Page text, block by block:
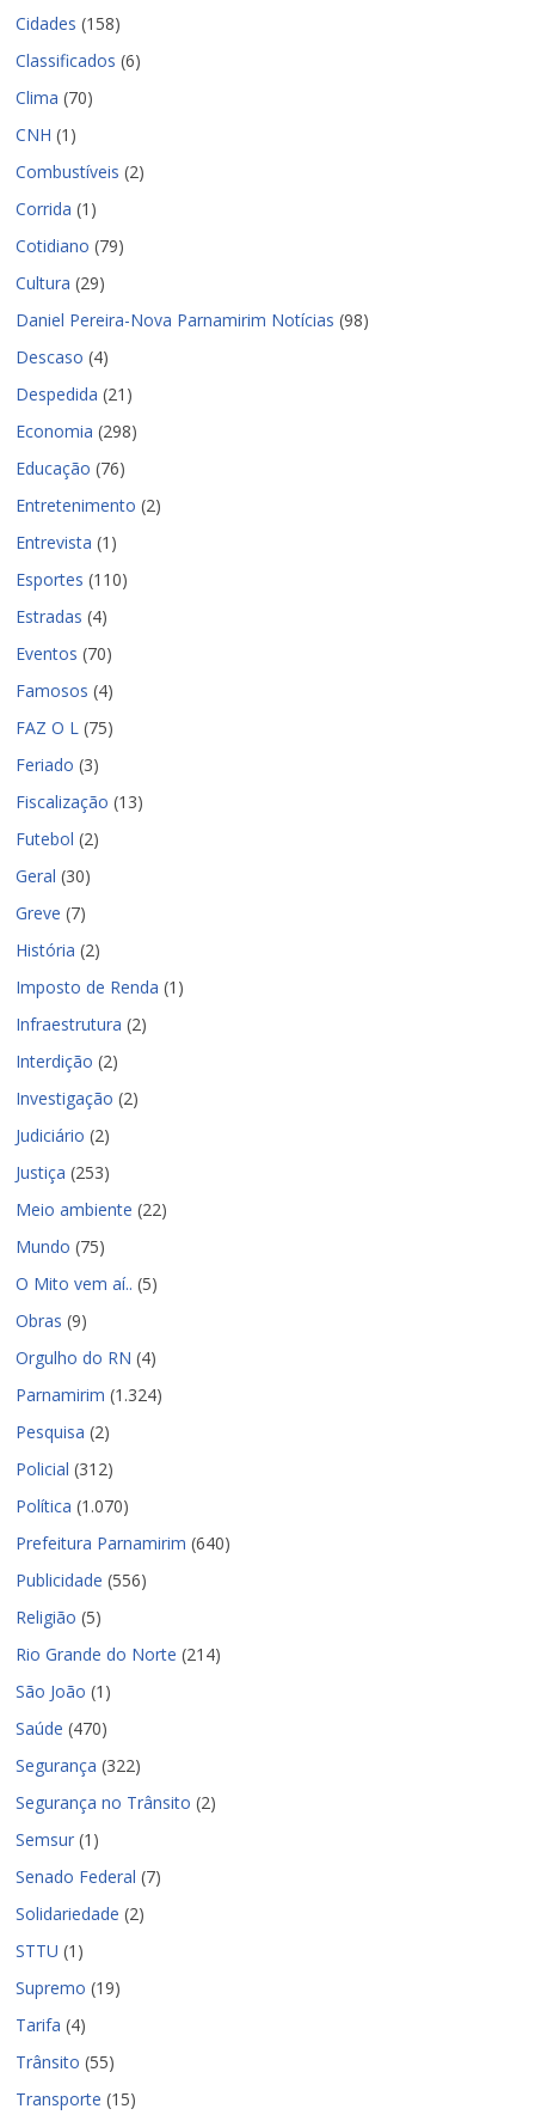
Cidades (158)
Classificados (6)
Clima (70)
CNH (1)
Combustíveis (2)
Corrida (1)
Cotidiano (79)
Cultura (29)
Daniel Pereira-Nova Parnamirim Notícias (98)
Descaso (4)
Despedida (21)
Economia (298)
Educação (76)
Entretenimento (2)
Entrevista (1)
Esportes (110)
Estradas (4)
Eventos (70)
Famosos (4)
FAZ O L (75)
Feriado (3)
Fiscalização (13)
Futebol (2)
Geral (30)
Greve (7)
História (2)
Imposto de Renda (1)
Infraestrutura (2)
Interdição (2)
Investigação (2)
Judiciário (2)
Justiça (253)
Meio ambiente (22)
Mundo (75)
O Mito vem aí.. (5)
Obras (9)
Orgulho do RN (4)
Parnamirim (1.324)
Pesquisa (2)
Policial (312)
Política (1.070)
Prefeitura Parnamirim (640)
Publicidade (556)
Religião (5)
Rio Grande do Norte (214)
São João (1)
Saúde (470)
Segurança (322)
Segurança no Trânsito (2)
Semsur (1)
Senado Federal (7)
Solidariedade (2)
STTU (1)
Supremo (19)
Tarifa (4)
Trânsito (55)
Transporte (15)